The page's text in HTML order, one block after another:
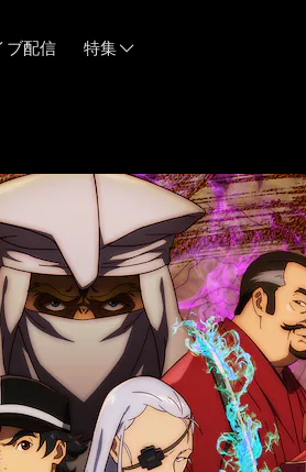
ブ配信 特集
06/03
05/21
05/14
04/28